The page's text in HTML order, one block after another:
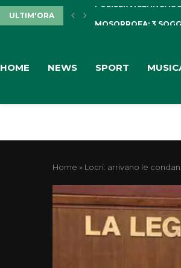
ULTIM'ORA
HOME NEWS SPORT
Home » Locri: arrivano le